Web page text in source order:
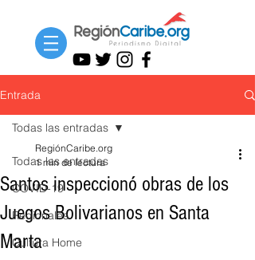
Entrada
Todas las entradas
COVID-19
Regionales
Cultura Home
Todas las entradas
Santos inspeccionó obras de los
Juegos Bolivarianos en Santa
Marta
RegiónCaribe.org
1 min de lectura